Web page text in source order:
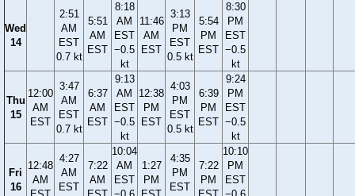
Wed
14
2:51
AM
EST
0.7 kt
5:51
AM
EST
8:18
AM
EST
−0.5
kt
11:46
AM
EST
3:13
PM
EST
0.5 kt
5:54
PM
EST
8:30
PM
EST
−0.5
kt
Thu
15
12:00
AM
EST
3:47
AM
EST
0.7 kt
6:37
AM
EST
9:13
AM
EST
−0.5
kt
12:38
PM
EST
4:03
PM
EST
0.5 kt
6:39
PM
EST
9:24
PM
EST
−0.5
kt
Fri
16
12:48
AM
4:27
AM
EST
7:22
AM
10:04
AM
EST
1:27
PM
4:35
PM
EST
7:22
PM
10:10
PM
EST